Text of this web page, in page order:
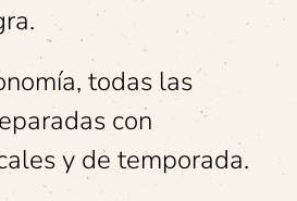
todas las
con
y de temporada.